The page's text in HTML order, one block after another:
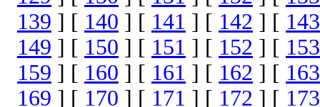
139 ] [ 140 ] [ 141 ] [ 142 ] [ 143
149 ] [ 150 ] [ 151 ] [ 152 ] [ 153
159 ] [ 160 ] [ 161 ] [ 162 ] [ 163
169 ] [ 170 ] [ 171 ] [ 172 ] [ 173